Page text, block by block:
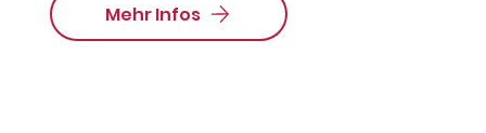
Mehr Infos